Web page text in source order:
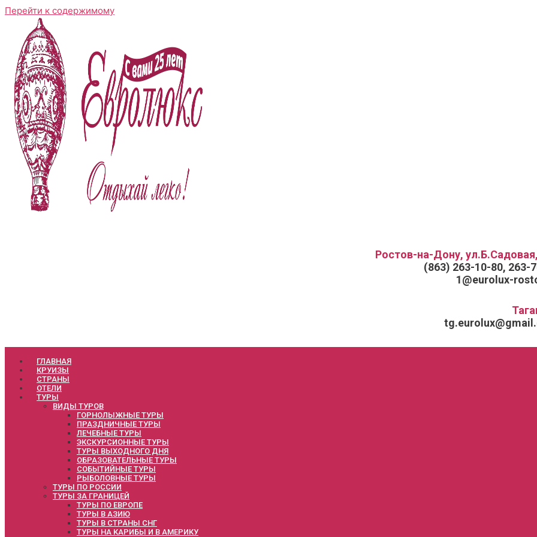
Перейти к содержимому
Ростов-на-Дону,
(863) 263-10-80, 263-
1@eurolux-
ГЛАВНАЯ
КРУИЗЫ
СТРАНЫ
ОТЕЛИ
ТУРЫ
ВИДЫ ТУРОВ
ГОРНОЛЫЖНЫЕ ТУРЫ
ПРАЗДНИЧНЫЕ ТУРЫ
ЛЕЧЕБНЫЕ ТУРЫ
ЭКСКУРСИОННЫЕ ТУРЫ
ТУРЫ ВЫХОДНОГО ДНЯ
ОБРАЗОВАТЕЛЬНЫЕ ТУРЫ
СОБЫТИЙНЫЕ ТУРЫ
РЫБОЛОВНЫЕ ТУРЫ
ТУРЫ ПО РОССИИ
ТУРЫ ЗА ГРАНИЦЕЙ
ТУРЫ ПО ЕВРОПЕ
ТУРЫ В АЗИЮ
ТУРЫ В СТРАНЫ СНГ
ТУРЫ НА КАРИБЫ И В АМЕРИКУ